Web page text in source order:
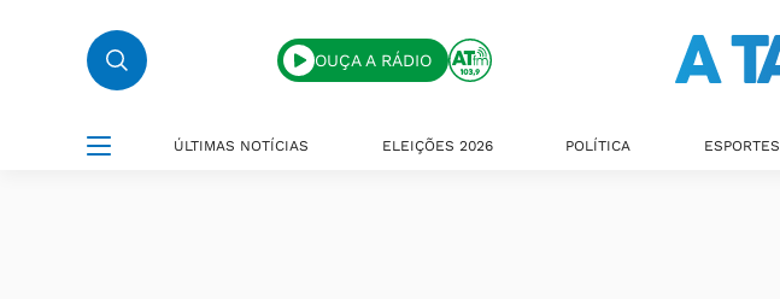
OUÇA A RÁDIO
ÚLTIMAS NOTÍCIAS ELEIÇÕES 2026 POLÍTICA ESPORTES